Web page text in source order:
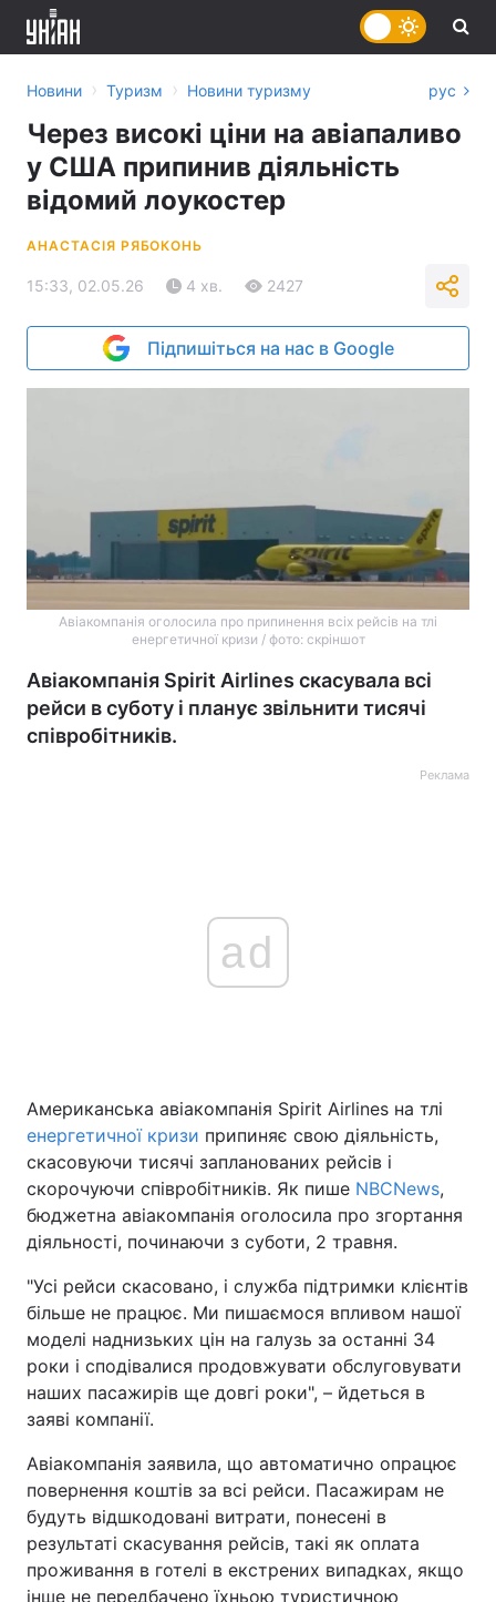
Україна Політика
Економіка Світ
Спорт Наука
Техно і зв'язок Лайт
Зброя Інциденти
Туризм
Цікавинки
Лонгріди
Відео з Youtube Статті
Новини › Туризм › Новини туризму рус
Через високі ціни на авіапаливо
у США припинив діяльність
відомий лоукостер
АНАСТАСІЯ РЯБОКОНЬ
15:33, 02.05.26 4 хв. 2427
Підпишіться на нас в Google
Авіакомпанія оголосила про припинення всіх рейсів на тлі
енергетичної кризи / фото: скріншот
Авіакомпанія Spirit Airlines скасувала всі
рейси в суботу і планує звільнити тисячі
співробітників.
Реклама
ad
Американська авіакомпанія Spirit Airlines на тлі
енергетичної кризи припиняє свою діяльність,
скасовуючи тисячі запланованих рейсів і
скорочуючи співробітників. Як пише NBCNews,
бюджетна авіакомпанія оголосила про згортання
діяльності, починаючи з суботи, 2 травня.
"Усі рейси скасовано, і служба підтримки клієнтів
більше не працює. Ми пишаємося впливом нашої
моделі наднизьких цін на галузь за останні 34
роки і сподівалися продовжувати обслуговувати
наших пасажирів ще довгі роки", – йдеться в
заяві компанії.
Авіакомпанія заявила, що автоматично опрацює
повернення коштів за всі рейси. Пасажирам не
будуть відшкодовані витрати, понесені в
результаті скасування рейсів, такі як оплата
проживання в готелі в екстрених випадках, якщо
інше не передбачено їхньою туристичною